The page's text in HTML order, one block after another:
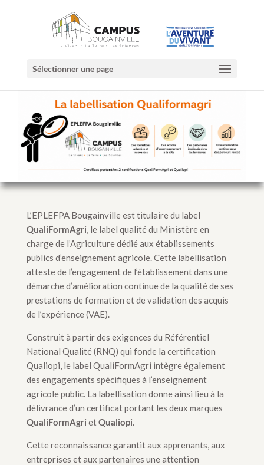
Sélectionner une page
L’EPLEFPA Bougainville est titulaire du label
QualiFormAgri, le label qualité du Ministère en
charge de l’Agriculture dédié aux établissements
publics d’enseignement agricole. Cette labellisation
atteste de l’engagement de l’établissement dans une
démarche d’amélioration continue de la qualité de ses
prestations de formation et de validation des acquis
de l’expérience (VAE).
Construit à partir des exigences du Référentiel
National Qualité (RNQ) qui fonde la certification
Qualiopi, le label QualiFormAgri intègre également
des engagements spécifiques à l’enseignement
agricole public. La labellisation donne ainsi lieu à la
délivrance d’un certificat portant les deux marques
QualiFormAgri etQualiopi.
Cette reconnaissance garantit aux apprenants, aux
entreprises et aux partenaires une attention